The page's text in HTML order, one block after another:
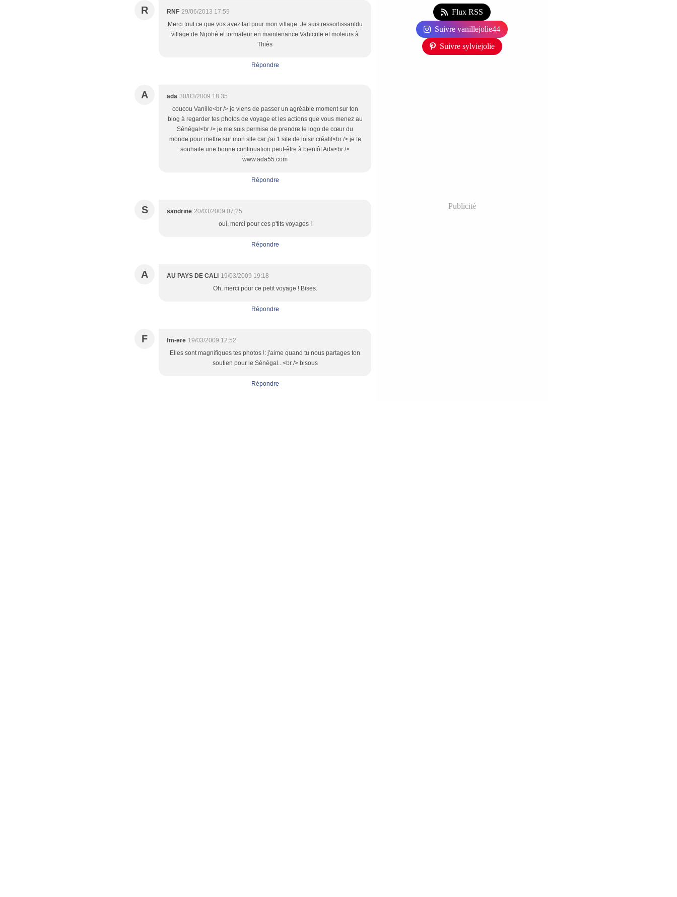
R RNF 29/06/2013 17:59
Merci tout ce que vos avez fait pour mon village. Je suis ressortissantdu
village de Ngohé et formateur en maintenance Vahicule et moteurs à
Thiès
Répondre
A ada 30/03/2009 18:35
coucou Vanille<br /> je viens de passer un agréable moment sur ton
blog à regarder tes photos de voyage et les actions que vous menez au
Sénégal<br /> je me suis permise de prendre le logo de cœur du
monde pour mettre sur mon site car j'ai 1 site de loisir créatif<br /> je te
souhaite une bonne continuation peut-être à bientôt Ada<br />
www.ada55.com
Répondre
S sandrine 20/03/2009 07:25
oui, merci pour ces p'tits voyages !
Répondre
A AU PAYS DE CALI 19/03/2009 19:18
Oh, merci pour ce petit voyage ! Bises.
Répondre
F fm-ere 19/03/2009 12:52
Elles sont magnifiques tes photos !: j'aime quand tu nous partages ton
soutien pour le Sénégal...<br /> bisous
Répondre
Flux RSS
Suivre vanillejolie44
Suivre sylviejolie
Publicité